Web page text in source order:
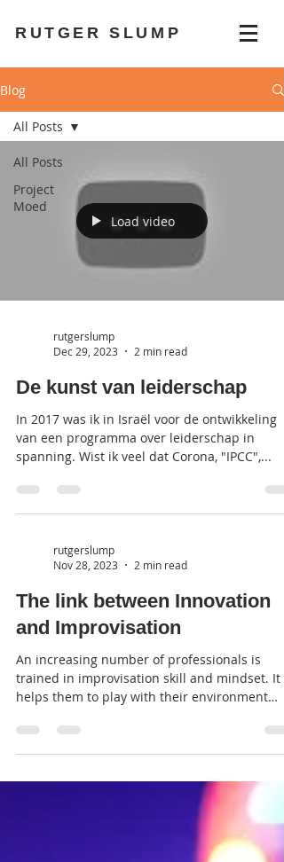
RUTGER SLUMP
Blog
All Posts
Project
Moed
All Posts
Load video
rutgerslump
Dec 29, 2023
2 min read
De kunst van leiderschap
In 2017 was ik in Israël voor de ontwikkeling
van een programma over leiderschap in
spanning. Wist ik veel dat Corona, "IPCC",...
rutgerslump
Nov 28, 2023
2 min read
The link between Innovation
and Improvisation
An increasing number of professionals is
trained in improvisation skill and mindset. It
helps them to play with their environment